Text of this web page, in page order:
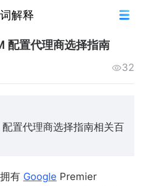
解释
配置代理商选择指南
32
置代理商选择指南相关百
有 Google Premier